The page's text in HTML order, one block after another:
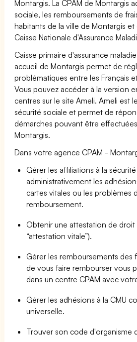
Montargis. La CPAM de Montargis
sociale, les remboursements de
habitants de la ville de Montargis
Caisse Nationale d'Assurance
Caisse primaire d'assurance
accueil de Montargis permet de
problématiques entre les Français
Vous pouvez accéder à la version
centres sur le site Ameli. Ameli est
sécurité sociale et permet de
démarches pouvant être
Montargis.
Dans votre agence CPAM -
Gérer les affiliations à la
administrativement les
cartes vitales ou les problèmes
remboursement.
Obtenir une attestation de droit
“attestation vitale”).
Gérer les remboursements des
de vous faire rembourser vous
dans un centre CPAM avec
Gérer les adhésions à la CMU
universelle.
Trouver son code d'organisme